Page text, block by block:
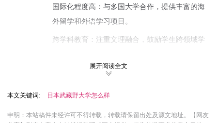
国际化程度高：与多国大学合作，提供丰富的海
外留学和外语学习项目。
跨学科教育：注重文理融合，鼓励学生跨领域学
就业支持：与日本企业合作密切，就业率较高(约
展开阅读全文
本文关键词: 日本武藏野大学怎么样
申明：本站稿件未经许可不得转载，转载请保留出处及源文地址。【网友